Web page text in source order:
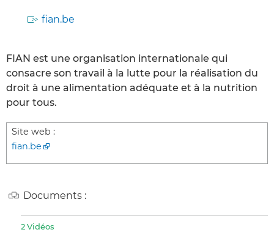
fian.be
FIAN est une organisation internationale qui
consacre son travail à la lutte pour la réalisation du
droit à une alimentation adéquate et à la nutrition
pour tous.
Site web :
fian.be
Documents :
2 Vidéos